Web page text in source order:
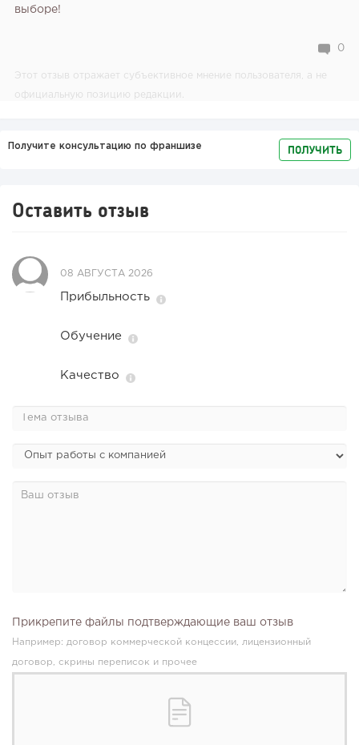
выборе!
0
Этот отзыв отражает субъективное мнение пользователя, а не
официальную позицию редакции.
Получите консультацию по франшизе ПОЛУЧИТЬ
Оставить отзыв
08 АВГУСТА 2026
Прибыльность
Обучение
Качество
Прикрепите файлы подтверждающие ваш отзыв
Например: договор коммерческой концессии, лицензионный
договор, скрины переписок и прочее